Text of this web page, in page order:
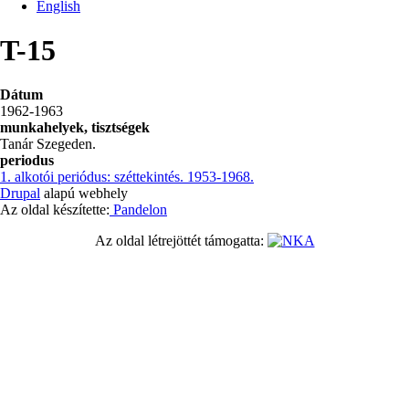
English
T-15
Dátum
1962-1963
munkahelyek, tisztségek
Tanár Szegeden.
periodus
1. alkotói periódus: széttekintés. 1953-1968.
Drupal alapú webhely
Az oldal készítette: Pandelon
Az oldal létrejöttét támogatta: